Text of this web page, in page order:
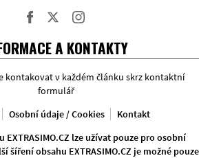
A KONTAKTY
kontakovat v každém článku skrz kontaktní
formulář
Osobní údaje / Cookies
Kontakt
EXTRASIMO.CZ lze užívat pouze pro osobní
šíření obsahu EXTRASIMO.CZ je možné pouze